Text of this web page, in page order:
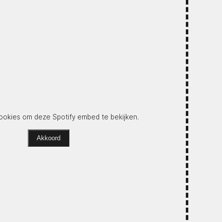
om deze Spotify embed te bekijken.
Akkoord